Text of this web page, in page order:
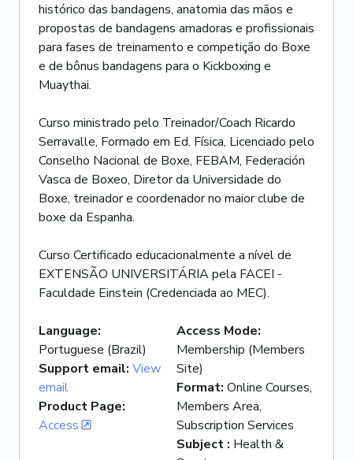
histórico das bandagens, anatomia das mãos e
propostas de bandagens amadoras e profissionais
para fases de treinamento e competição do Boxe
e de bônus bandagens para o Kickboxing e
Muaythai.
Curso ministrado pelo Treinador/Coach Ricardo
Serravalle, Formado em Ed. Física, Licenciado pelo
Conselho Nacional de Boxe, FEBAM, Federación
Vasca de Boxeo, Diretor da Universidade do
Boxe, treinador e coordenador no maior clube de
boxe da Espanha.
Curso Certificado educacionalmente a nível de
EXTENSÃO UNIVERSITÁRIA pela FACEI -
Faculdade Einstein (Credenciada ao MEC).
Language:
Portuguese (Brazil)
Support email: View
email
Product Page:
Access
Access Mode:
Membership (Members
Site)
Format: Online Courses,
Members Area,
Subscription Services
Subject : Health &